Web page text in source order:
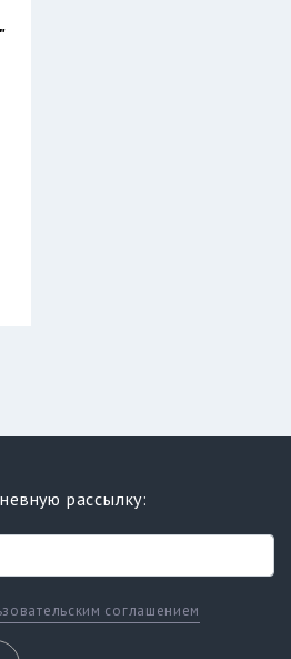
рассылку:
соглашением